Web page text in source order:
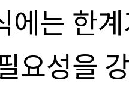
에는 한
요성을